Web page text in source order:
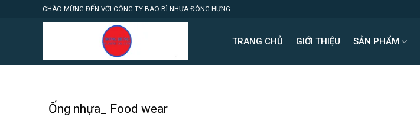
CHÀO MỪNG ĐẾN VỚI CÔNG TY BAO BÌ NHỰA ĐÔNG HƯNG
TRANG CHỦ GIỚI THIỆU SẢN PHẨM
Ống nhựa_ Food wear